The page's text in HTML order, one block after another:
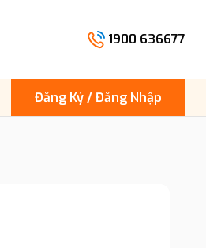
1900 636677
Đăng Ký / Đăng Nhập